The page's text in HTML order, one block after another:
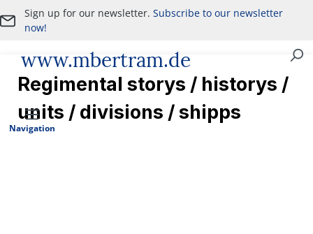
Skip to main content
Sign up for our newsletter.Subscribe to our newsletter
now!
www.mbertram.de
Purchase and Sale of Military Antiques
Navigation
Regimental storys / historys /
units / divisions / shipps